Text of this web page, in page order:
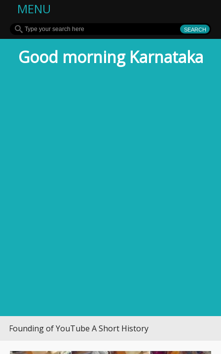
MENU
Good morning Karnataka
of YouTube A Short History